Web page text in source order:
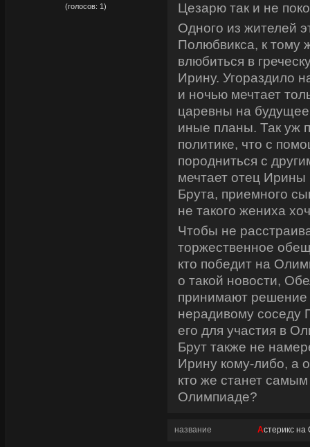
Цезарю так и не
Одного из жителей
Полюбвикса, к тому
влюбиться в
Ирину. Угораздило
и ночью мечтает
царевны на
иные планы. Так уж
политике, что с
породниться с
мечтает отец
Брута, приемного
не такого жениха
Чтобы не
торжественное
кто победит на
о такой новости,
принимают решение
нерадивому соседу
его для участия в
Брут также не
Ирину кому-либо, а
кто же станет
Олимпиаде?
название Астерикс
(голосов: 1)